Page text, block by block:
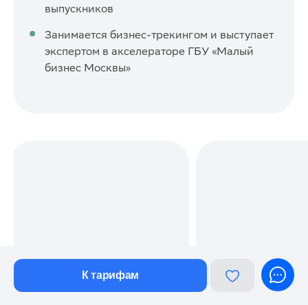
выпускников
Занимается бизнес-трекингом и выступает
экспертом в акселераторе ГБУ «Малый
бизнес Москвы»
Станислав
К тарифам